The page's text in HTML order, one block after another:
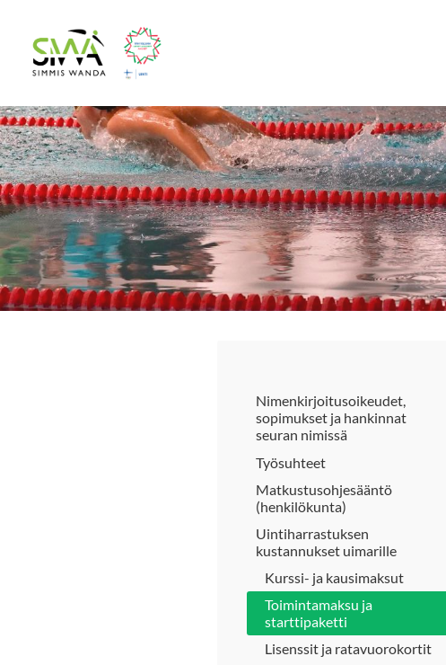
sivun
sisältöön
Simmis Wanda ry
Nimenkirjoitusoikeudet,
sopimukset ja hankinnat
seuran nimissä
Työsuhteet
Matkustusohjesääntö
(henkilökunta)
Uintiharrastuksen
kustannukset uimarille
Kurssi- ja kausimaksut
Toimintamaksu ja
starttipaketti
Lisenssit ja ratavuorokortit